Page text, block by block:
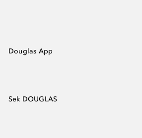
Douglas App
Sek DOUGLAS